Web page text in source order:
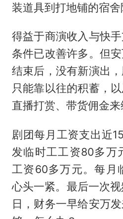
装道具到打地铺的宿
得益于商演收入与快
条件已改善许多。但
结束后，没有新演出
只能靠以往的积蓄，
直播打赏、带货佣金来
剧团每月工资支出近
发临时工工资80多万
工资60多万元。每月
心头一紧。最后一次
日，财务一早给安万